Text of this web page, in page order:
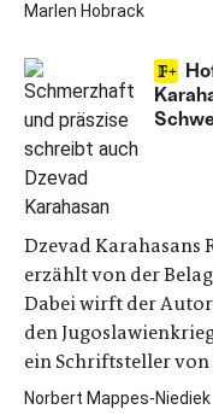
Marlen Hobrack
Dzevad Karahasans
erzählt von der
Dabei wirft der
den
ein Schriftsteller
Norbert Mappes-Niediek